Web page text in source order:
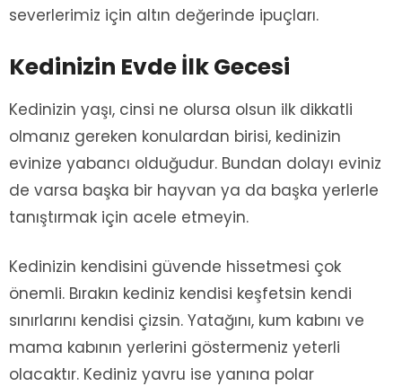
severlerimiz için altın değerinde ipuçları.
Kedinizin Evde İlk Gecesi
Kedinizin yaşı, cinsi ne olursa olsun ilk dikkatli
olmanız gereken konulardan birisi, kedinizin
evinize yabancı olduğudur. Bundan dolayı eviniz
de varsa başka bir hayvan ya da başka yerlerle
tanıştırmak için acele etmeyin.
Kedinizin kendisini güvende hissetmesi çok
önemli. Bırakın kediniz kendisi keşfetsin kendi
sınırlarını kendisi çizsin. Yatağını, kum kabını ve
mama kabının yerlerini göstermeniz yeterli
olacaktır. Kediniz yavru ise yanına polar